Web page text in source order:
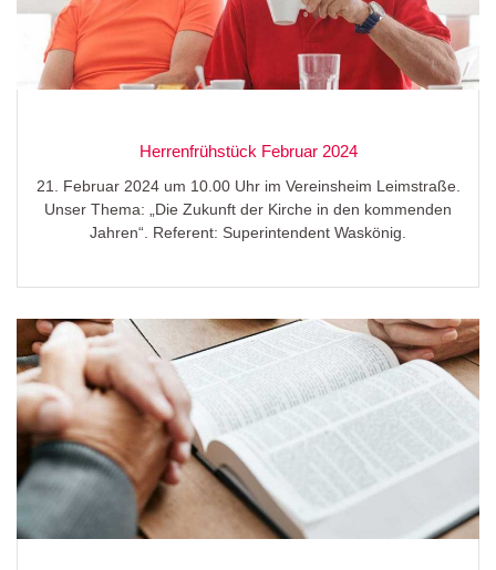
Herrenfrühstück Februar 2024
21. Februar 2024 um 10.00 Uhr im Vereinsheim Leimstraße.
Unser Thema: „Die Zukunft der Kirche in den kommenden
Jahren“. Referent: Superintendent Waskönig.